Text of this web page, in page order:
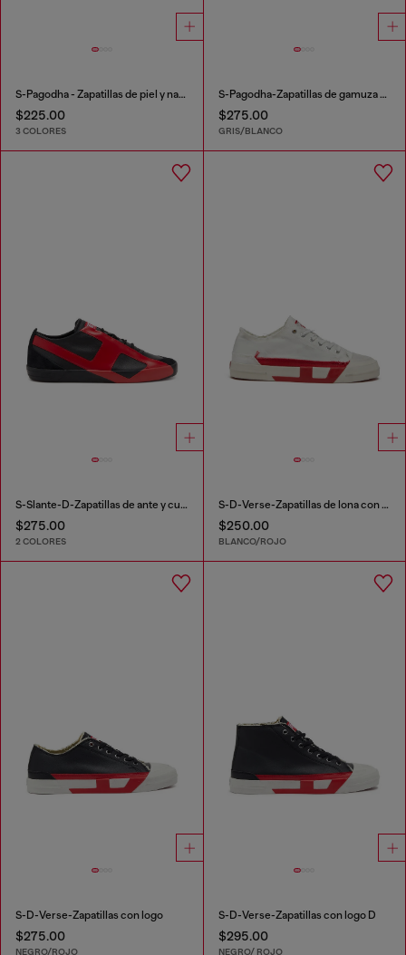
S-Pagodha - Zapatillas de piel y nailon
$225.00
3 COLORES
S-Pagodha-Zapatillas de gamuza acolchada con diseño
$275.00
GRIS/BLANCO
S-Slante-D-Zapatillas de ante y cuero con logotipo D
$275.00
2 COLORES
S-D-Verse-Zapatillas de lona con efecto desgastado
$250.00
BLANCO/ROJO
S-D-Verse-Zapatillas con logo
$275.00
NEGRO/ROJO
S-D-Verse-Zapatillas con logo D
$295.00
NEGRO/ ROJO